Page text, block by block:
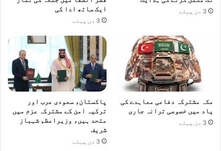
3 دن پہلے
ایک ساتھ ادا کی
3 دن پہلے
مکہ مشترکہ دفاعی معاہدے کی
یاد میں خصوصی ترانہ جاری
3 دن پہلے
پاکستان، سعودی عرب اور
ترکیہ امن کے مشترکہ عزم میں
متحد ہیں، وزیراعظم شہباز
شریف
3 دن پہلے